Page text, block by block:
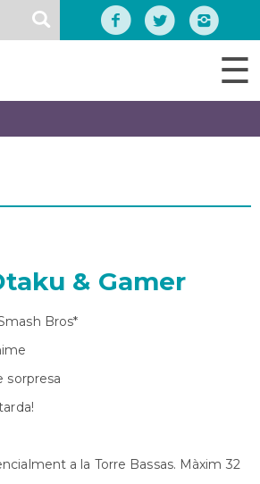
☰
& Gamer
Bros*
sorpresa
a la Torre Bassas. Màxim 32